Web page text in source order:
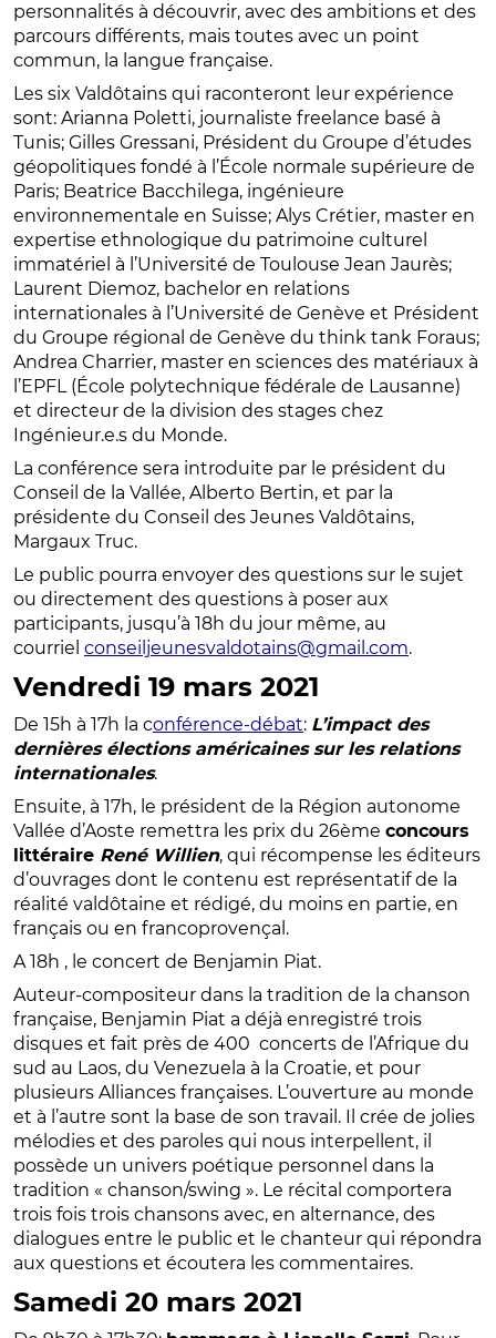
personnalités à découvrir, avec des ambitions et des
parcours différents, mais toutes avec un point
commun, la langue française.
Les six Valdôtains qui raconteront leur expérience
sont: Arianna Poletti, journaliste freelance basé à
Tunis; Gilles Gressani, Président du Groupe d’études
géopolitiques fondé à l’École normale supérieure de
Paris; Beatrice Bacchilega, ingénieure
environnementale en Suisse; Alys Crétier, master en
expertise ethnologique du patrimoine culturel
immatériel à l’Université de Toulouse Jean Jaurès;
Laurent Diemoz, bachelor en relations
internationales à l’Université de Genève et Président
du Groupe régional de Genève du think tank Foraus;
Andrea Charrier, master en sciences des matériaux à
l’EPFL (École polytechnique fédérale de Lausanne)
et directeur de la division des stages chez
Ingénieur.e.s du Monde.
La conférence sera introduite par le président du
Conseil de la Vallée, Alberto Bertin, et par la
présidente du Conseil des Jeunes Valdôtains,
Margaux Truc.
Le public pourra envoyer des questions sur le sujet
ou directement des questions à poser aux
participants, jusqu’à 18h du jour même, au
courriel conseiljeunesvaldotains@gmail.com.
Vendredi 19 mars 2021
De 15h à 17h la conférence-débat: L’impact des
dernières élections américaines sur les relations
internationales.
Ensuite, à 17h, le président de la Région autonome
Vallée d’Aoste remettra les prix du 26ème concours
littéraire René Willien, qui récompense les éditeurs
d’ouvrages dont le contenu est représentatif de la
réalité valdôtaine et rédigé, du moins en partie, en
français ou en francoprovençal.
A 18h , le concert de Benjamin Piat.
Auteur-compositeur dans la tradition de la chanson
française, Benjamin Piat a déjà enregistré trois
disques et fait près de 400 concerts de l’Afrique du
sud au Laos, du Venezuela à la Croatie, et pour
plusieurs Alliances françaises. L’ouverture au monde
et à l’autre sont la base de son travail. Il crée de jolies
mélodies et des paroles qui nous interpellent, il
possède un univers poétique personnel dans la
tradition « chanson/swing ». Le récital comportera
trois fois trois chansons avec, en alternance, des
dialogues entre le public et le chanteur qui répondra
aux questions et écoutera les commentaires.
Samedi 20 mars 2021